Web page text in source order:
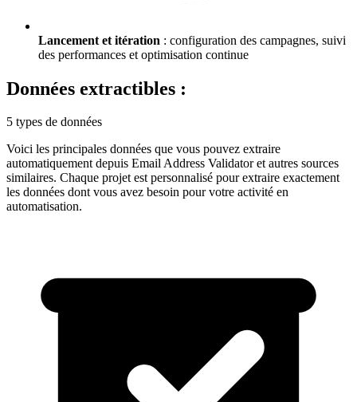
Lancement et itération : configuration des campagnes, suivi
des performances et optimisation continue
Données extractibles :
5 types de données
Voici les principales données que vous pouvez extraire
automatiquement depuis Email Address Validatoret autres sources
similaires. Chaque projet est personnalisé pour extraire exactement
les données dont vous avez besoin pour votre activité en
automatisation.